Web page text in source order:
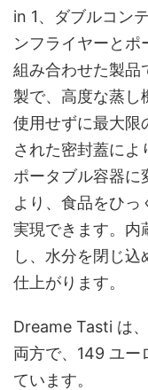
in 1、ダブルコン
ンフライヤーとポ
組み合わせた製品
製で、高度な蒸し
使用せずに最大限
された密封蓋に
ポータブル容器に
より、食品をひっ
実現できます。内
し、水分を閉じ込
仕上がります。
Dreame Tasti は
両方で、149 ユー
ています。